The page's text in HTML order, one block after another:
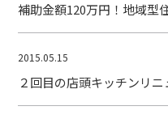
補助金額120万円！地域型
2015.05.15
２回目の店頭キッチンリニ